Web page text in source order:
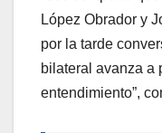
López Obrador y
por la tarde
bilateral avanza a
entendimiento”,